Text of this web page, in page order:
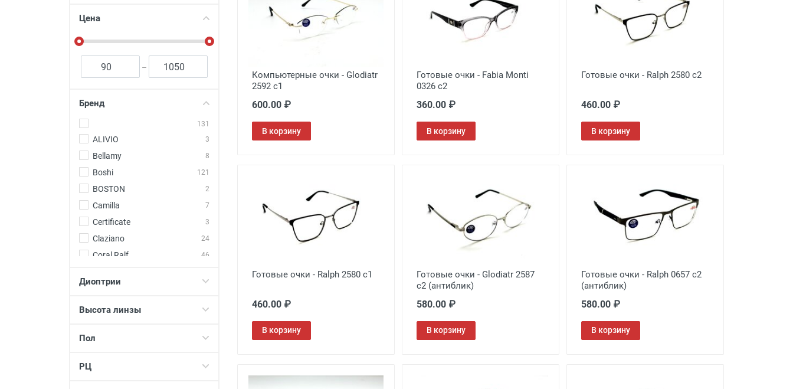
Красота и здоровье (353)
Атрибуты для оптики (59)
Аксессуары (239)
Распродажа (950)
Цена
–
Бренд
131
ALIVIO 3
Bellamy 8
Boshi 121
BOSTON 2
Camilla 7
Certificate 3
Claziano 24
Coral Ralf 46
Fabia Monti
Favarit 91
466
Диоптрии
Высота линзы
Пол
РЦ
Компьютерные очки - Glodiatr
2592 с1
600.00 ₽
В корзину
Готовые очки - Fabia Monti
0326 c2
360.00 ₽
В корзину
Готовые очки - Ralph 2580 c2
460.00 ₽
В корзину
Готовые очки - Ralph 2580 c1
460.00 ₽
В корзину
Готовые очки - Glodiatr 2587
c2 (антиблик)
580.00 ₽
В корзину
Готовые очки - Ralph 0657 с2
(антиблик)
580.00 ₽
В корзину